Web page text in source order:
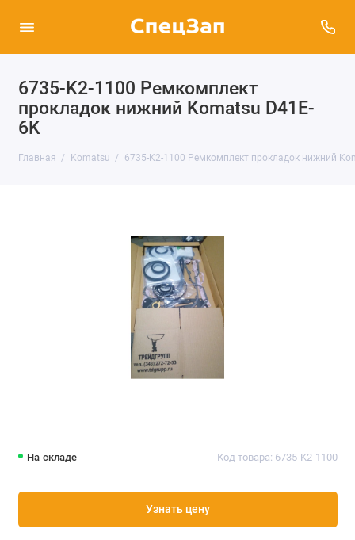
6735-K2-1100 Ремкомплект
прокладок нижний Komatsu D41E-
6K
Главная Komatsu 6735-K2-1100 Ремкомплект прокладок нижний
На складе Код товара: 6735-K2-1100
Узнать цену